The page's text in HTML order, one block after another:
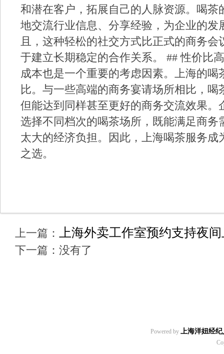
和潜在客户，拓展自己的人脉资源。喝茶
地交流行业信息、分享经验，为企业的发
且，这种轻松的社交方式比正式的商务
于建立长期稳定的合作关系。 ## 性价比
成本也是一个重要的考虑因素。上海的喝
比。与一些高端的商务宴请场所相比，喝
但能达到同样甚至更好的商务交流效果。
选择不同档次的喝茶场所，既能满足商务
太大的经济负担。因此，上海喝茶服务成
之选。
上一篇： 上海外卖工作室预约支持夜
下一篇：没有了
Powered by 上海洋妞经纪